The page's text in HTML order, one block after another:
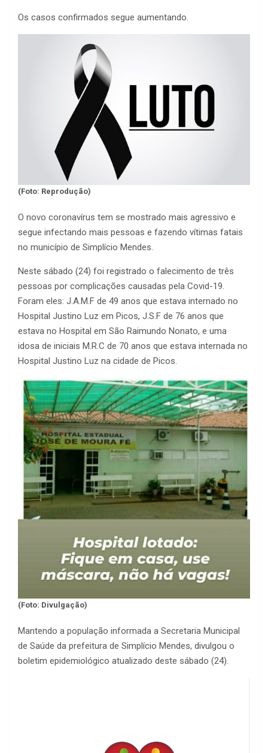
Os casos confirmados segue aumentando.
(Foto: Reprodução)
O novo coronavírus tem se mostrado mais agressivo e
segue infectando mais pessoas e fazendo vítimas fatais
no município de Simplício Mendes.
Neste sábado (24) foi registrado o falecimento de três
pessoas por complicações causadas pela Covid-19.
Foram eles: J.A.M.F de 49 anos que estava internado no
Hospital Justino Luz em Picos, J.S.F de 76 anos que
estava no Hospital em São Raimundo Nonato, e uma
idosa de iniciais M.R.C de 70 anos que estava internada no
Hospital Justino Luz na cidade de Picos.
(Foto: Divulgação)
Mantendo a população informada a Secretaria Municipal
de Saúde da prefeitura de Simplício Mendes, divulgou o
boletim epidemiológico atualizado deste sábado (24).